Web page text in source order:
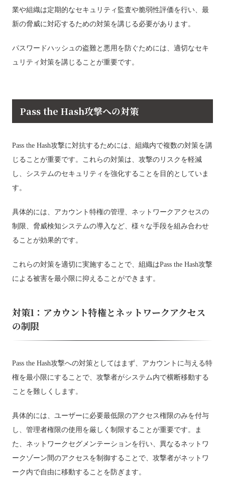
業や組織は定期的なセキュリティ監査や脆弱性評価を行い、最
新の脅威に対応するための対策を講じる必要があります。
パスワードハッシュの盗難と悪用を防ぐためには、適切なセキ
ュリティ対策を講じることが重要です。
Pass the Hash攻撃への対策
Pass the Hash攻撃に対抗するためには、組織内で複数の対策を講
じることが重要です。これらの対策は、攻撃のリスクを軽減
し、システムのセキュリティを強化することを目的としていま
す。
具体的には、アカウント特権の管理、ネットワークアクセスの
制限、脅威検知システムの導入など、様々な手段を組み合わせ
ることが効果的です。
これらの対策を適切に実施することで、組織はPass the Hash攻撃
による被害を最小限に抑えることができます。
対策1：アカウント特権とネットワークアクセス
の制限
Pass the Hash攻撃への対策としてはまず、アカウントに与える特
権を最小限にすることで、攻撃者がシステム内で横断移動する
ことを難しくします。
具体的には、ユーザーに必要最低限のアクセス権限のみを付与
し、管理者権限の使用を厳しく制限することが重要です。ま
た、ネットワークセグメンテーションを行い、異なるネットワ
ークゾーン間のアクセスを制御することで、攻撃者がネットワ
ーク内で自由に移動することを防ぎます。